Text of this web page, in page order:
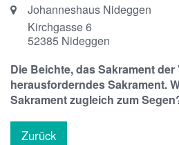
Ort: Johanneshaus Nideggen
Kirchgasse 6
52385 Nideggen
Die Beichte, das Sakrament
herausforderndes Sakrament.
Sakrament zugleich zum
Zurück